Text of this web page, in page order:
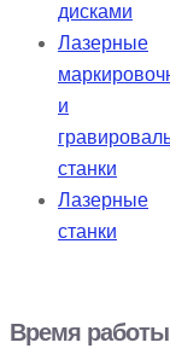
дисками
Лазерные
и
станки
Лазерные
станки
Время работы